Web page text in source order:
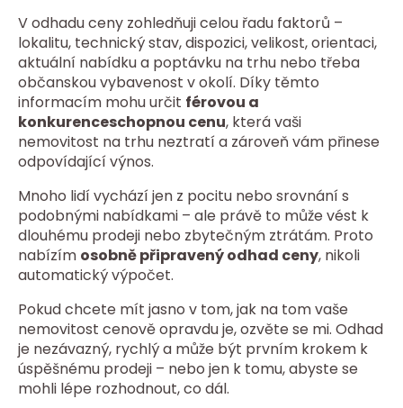
V odhadu ceny zohledňuji celou řadu faktorů –
lokalitu, technický stav, dispozici, velikost, orientaci,
aktuální nabídku a poptávku na trhu nebo třeba
občanskou vybavenost v okolí. Díky těmto
informacím mohu určit férovou a
konkurenceschopnou cenu, která vaši
nemovitost na trhu neztratí a zároveň vám přinese
odpovídající výnos.
Mnoho lidí vychází jen z pocitu nebo srovnání s
podobnými nabídkami – ale právě to může vést k
dlouhému prodeji nebo zbytečným ztrátám. Proto
nabízím osobně připravený odhad ceny, nikoli
automatický výpočet.
Pokud chcete mít jasno v tom, jak na tom vaše
nemovitost cenově opravdu je, ozvěte se mi. Odhad
je nezávazný, rychlý a může být prvním krokem k
úspěšnému prodeji – nebo jen k tomu, abyste se
mohli lépe rozhodnout, co dál.